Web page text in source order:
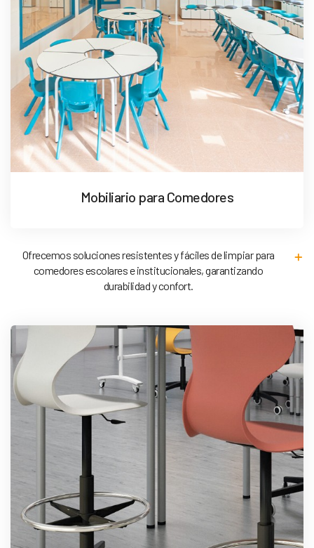
Mobiliario para Comedores
Ofrecemos soluciones resistentes y fáciles de limpiar para
comedores escolares e institucionales, garantizando
durabilidad y confort.